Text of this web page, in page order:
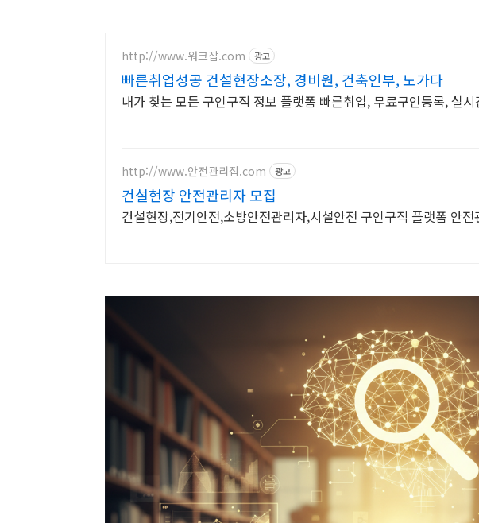
http://www.워크잡.com 광고
빠른취업성공 건설현장소장, 경비원, 건축인부, 노가다
내가 찾는 모든 구인구직 정보 플랫폼 빠른취업, 무료구인등록, 실시
http://www.안전관리잡.com 광고
건설현장 안전관리자 모집
건설현장,전기안전,소방안전관리자,시설안전 구인구직 플랫폼 안전